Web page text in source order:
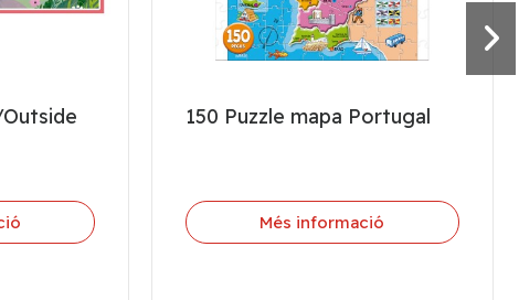
150 Puzzle mapa Portugal
Més informació